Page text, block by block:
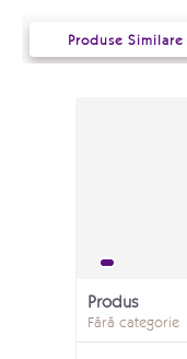
Produse Similare
Produs
Fără categorie